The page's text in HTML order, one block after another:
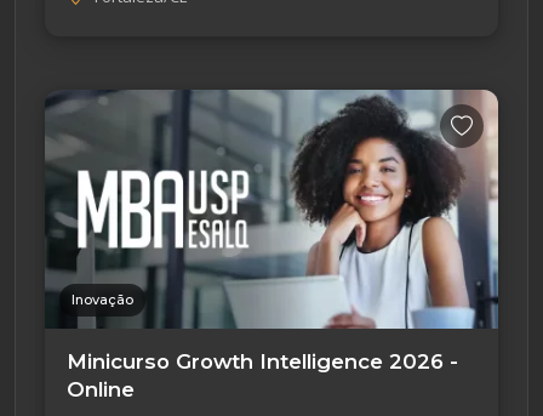
Inovação
Minicurso Growth Intelligence 2026 -
Online